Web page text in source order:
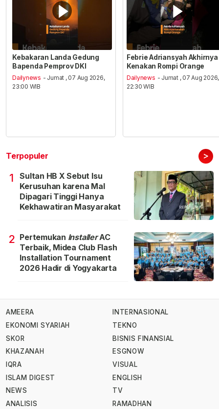
Kebakaran Landa Gedung
Bapenda Pemprov DKI
Dailynews - Jumat , 07 Aug 2026,
23:00 WIB
Febrie Adriansyah Akhirnya
Kenakan Rompi Orange
Dailynews - Jumat , 07 Aug 2026,
22:30 WIB
Terpopuler >
1
Sultan HB X Sebut Isu
Kerusuhan karena Mal
Dipagari Tinggi Hanya
Kekhawatiran Masyarakat
2 Pertemukan InstallerAC
Terbaik, Midea Club Flash
Installation Tournament
2026 Hadir di Yogyakarta
AMEERA
EKONOMI SYARIAH
SKOR
KHAZANAH
IQRA
ISLAM DIGEST
NEWS
ANALISIS
INTERNASIONAL
TEKNO
BISNIS FINANSIAL
ESGNOW
VISUAL
ENGLISH
TV
RAMADHAN